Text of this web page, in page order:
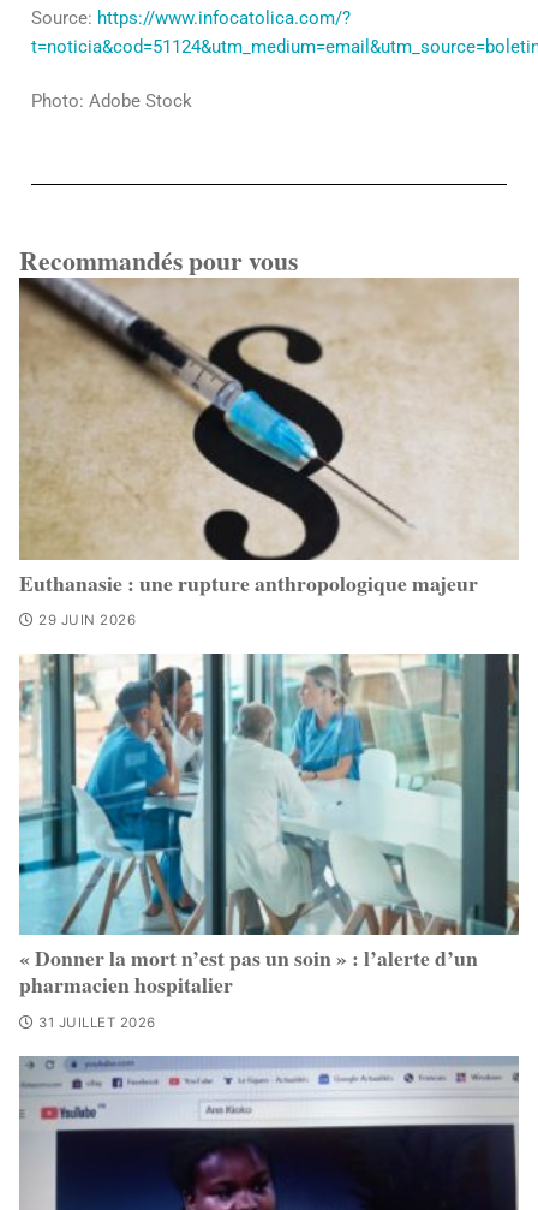
Source: https://www.infocatolica.com/?
Photo: Adobe Stock
Recommandés pour vous
Euthanasie : une rupture anthropologique majeur
29 JUIN 2026
« Donner la mort n’est pas un soin » : l’alerte d’un
pharmacien hospitalier
31 JUILLET 2026